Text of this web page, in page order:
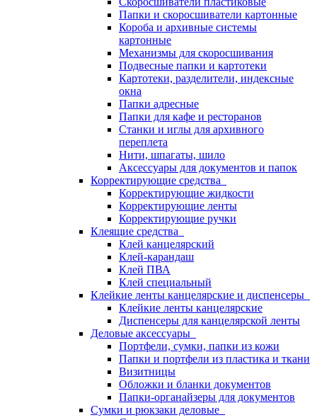
Папки и скоросшиватели картонные
Короба и архивные системы
картонные
Механизмы для скоросшивания
Подвесные папки и картотеки
Картотеки, разделители, индексные
окна
Папки адресные
Папки для кафе и ресторанов
Станки и иглы для архивного
переплета
Нити, шпагаты, шило
Аксессуары для документов и папок
Корректирующие средства
Корректирующие жидкости
Корректирующие ленты
Корректирующие ручки
Клеящие средства
Клей канцелярский
Клей-карандаш
Клей ПВА
Клей специальный
Клейкие ленты канцелярские и диспенсеры
Клейкие ленты канцелярские
Диспенсеры для канцелярской ленты
Деловые аксессуары
Портфели, сумки, папки из кожи
Папки и портфели из пластика и ткани
Визитницы
Обложки и бланки документов
Папки-органайзеры для документов
Сумки и рюкзаки деловые